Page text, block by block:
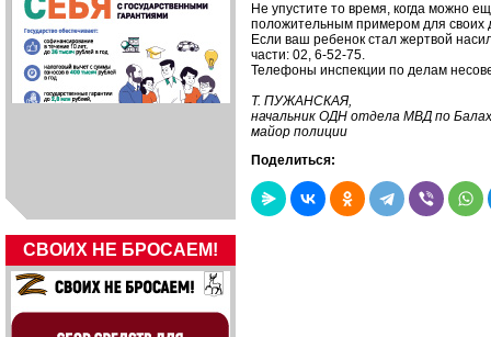
СВОИХ НЕ БРОСАЕМ!
Не упустите то время, когда можно
положительным примером для своих
Если ваш ребенок стал жертвой
части: 02, 6-52-75.
Телефоны инспекции по делам
Т. ПУЖАНСКАЯ,
начальник ОДН отдела МВД по
майор полиции
Поделиться: